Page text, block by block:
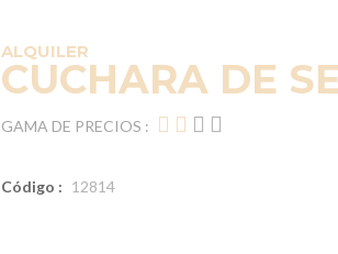
ALQUILER
CUCHARA DE
GAMA DE PRECIOS :
Código : 12814